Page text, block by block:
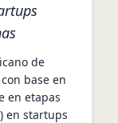
de
base en
en etapas
en startups